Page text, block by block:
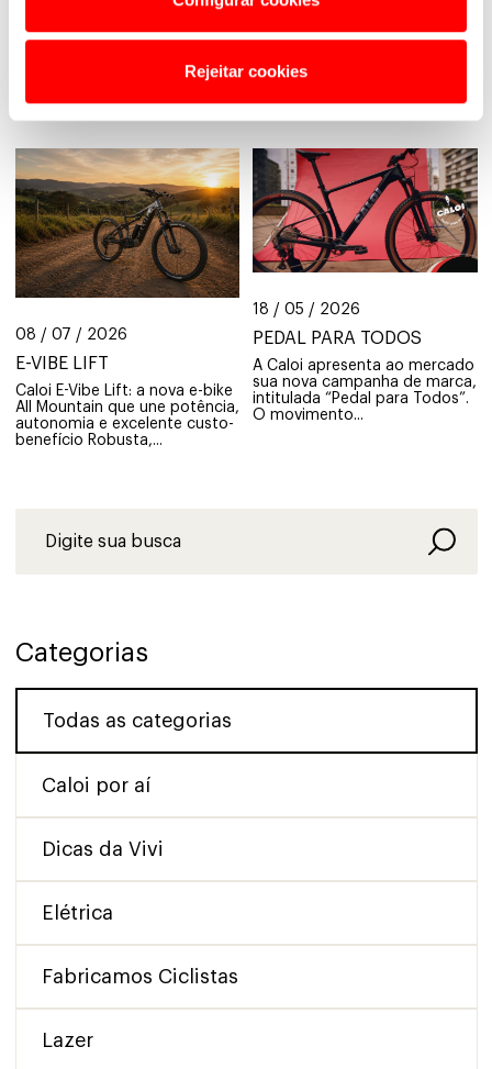
Rejeitar cookies
Leia Também
08 / 07 / 2026
E-VIBE LIFT
Caloi E-Vibe Lift: a nova e-bike
All Mountain que une potência,
autonomia e excelente custo-
benefício Robusta,...
18 / 05 / 2026
PEDAL PARA TODOS
A Caloi apresenta ao mercado
sua nova campanha de marca,
intitulada “Pedal para Todos”.
O movimento...
Categorias
Todas as categorias
Caloi por aí
Dicas da Vivi
Elétrica
Fabricamos Ciclistas
Lazer